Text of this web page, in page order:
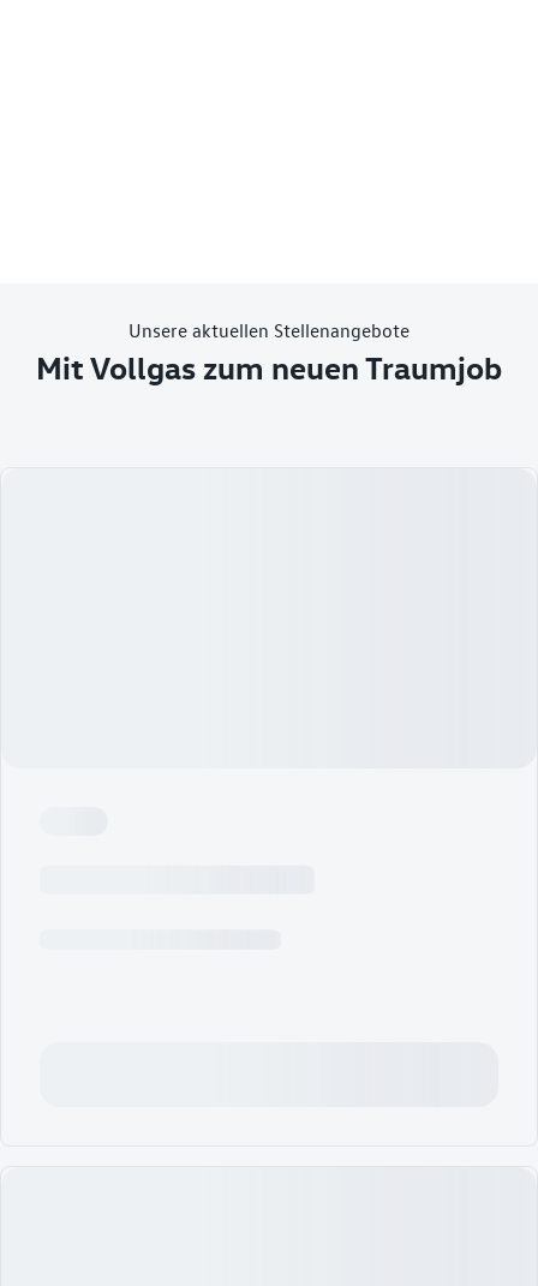
Unsere aktuellen Stellenangebote
Mit Vollgas zum neuen Traumjob